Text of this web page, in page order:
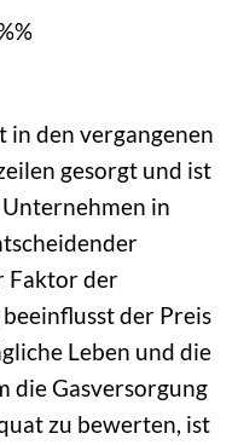
in den vergangenen
gesorgt und ist
in
Faktor der
der Preis
Leben und die
die Gasversorgung
zu bewerten, ist